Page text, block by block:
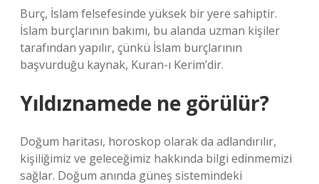
Burç, İslam felsefesinde yüksek bir yere sahiptir.
İslam burçlarının bakımı, bu alanda uzman kişiler
tarafından yapılır, çünkü İslam burçlarının
başvurduğu kaynak, Kuran-ı Kerim’dir.
Yıldıznamede ne görülür?
Doğum haritası, horoskop olarak da adlandırılır,
kişiliğimiz ve geleceğimiz hakkında bilgi edinmemizi
sağlar. Doğum anında güneş sistemindeki